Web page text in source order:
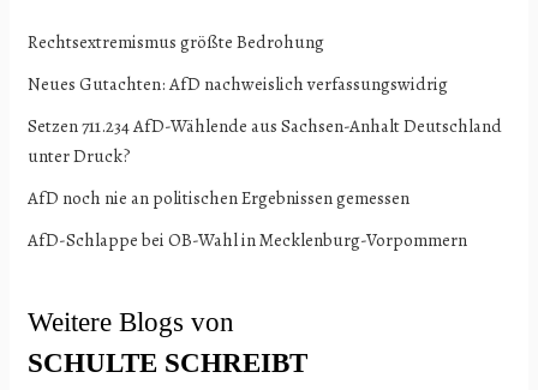
Rechtsextremismus größte Bedrohung
Neues Gutachten: AfD nachweislich verfassungswidrig
Setzen 711.234 AfD-Wählende aus Sachsen-Anhalt Deutschland
unter Druck?
AfD noch nie an politischen Ergebnissen gemessen
AfD-Schlappe bei OB-Wahl in Mecklenburg-Vorpommern
Weitere Blogs von
SCHULTE SCHREIBT